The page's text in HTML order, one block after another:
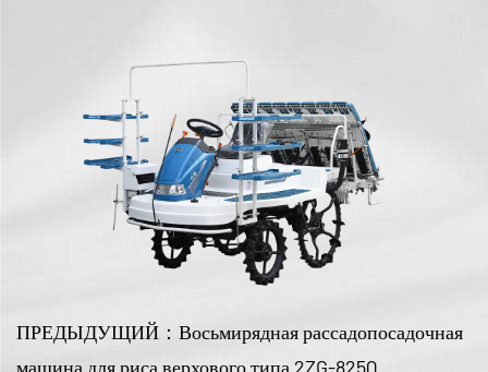
ПРЕДЫДУЩИЙ：Восьмирядная рассадопосадочная
машина для риса верхового типа 2ZG-825Q